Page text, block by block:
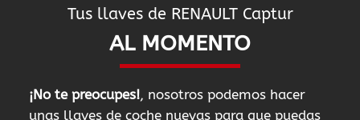
Tus llaves de RENAULT Captur
AL MOMENTO
¡No te preocupes!, nosotros podemos hacer
unas llaves de coche nuevas para que puedas